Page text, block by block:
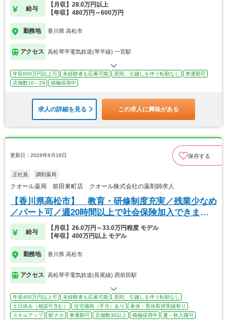
給与
【月収】28.0万円以上
【年収】480万円～600万円
勤務地 香川県 高松市
アクセス 高松琴平電気鉄道(琴平線) 一宮駅
年収600万円以上可 未経験者も応募可能 原則、引越しを伴う転勤なし
車通勤可
店舗数10～29
積極採用中
求人の詳細を見る この求人に興味がある
更新日：2026年6月18日 保存する
正社員 調剤薬局
クオール薬局 前田東町店 クオール株式会社の薬剤師求人
【香川県高松市】 教育・研修制度充実／残業少なめ
／パート可／週20時間以上で社会保険加入できま
す！
給与
【月収】26.0万円～33.0万円程度 モデル
【年収】400万円以上 モデル
勤務地 香川県 高松市
アクセス 高松琴平電気鉄道(長尾線) 西前田駅
年収400万円以上可 未経験者も応募可能
原則、引越しを伴う転勤なし
土日休み（相談可含む）
住宅補助（手当）あり
産休・育休取得実績有り
スキルアップ
駅チカ 車通勤可 店舗数30以上 積極採用中 夏～秋入職可